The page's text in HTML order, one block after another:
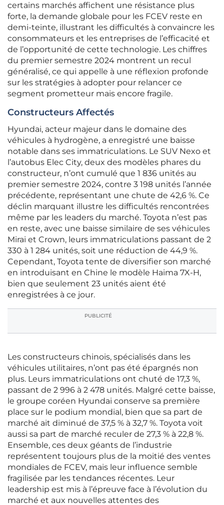
certains marchés affichent une résistance plus
forte, la demande globale pour les FCEV reste en
demi-teinte, illustrant les difficultés à convaincre les
consommateurs et les entreprises de l’efficacité et
de l’opportunité de cette technologie. Les chiffres
du premier semestre 2024 montrent un recul
généralisé, ce qui appelle à une réflexion profonde
sur les stratégies à adopter pour relancer ce
segment prometteur mais encore fragile.
Constructeurs Affectés
Hyundai, acteur majeur dans le domaine des
véhicules à hydrogène, a enregistré une baisse
notable dans ses immatriculations. Le SUV Nexo et
l’autobus Elec City, deux des modèles phares du
constructeur, n’ont cumulé que 1 836 unités au
premier semestre 2024, contre 3 198 unités l’année
précédente, représentant une chute de 42,6 %. Ce
déclin marquant illustre les difficultés rencontrées
même par les leaders du marché. Toyota n’est pas
en reste, avec une baisse similaire de ses véhicules
Mirai et Crown, leurs immatriculations passant de 2
330 à 1 284 unités, soit une réduction de 44,9 %.
Cependant, Toyota tente de diversifier son marché
en introduisant en Chine le modèle Haima 7X-H,
bien que seulement 23 unités aient été
enregistrées à ce jour.
PUBLICITÉ
Les constructeurs chinois, spécialisés dans les
véhicules utilitaires, n’ont pas été épargnés non
plus. Leurs immatriculations ont chuté de 17,3 %,
passant de 2 996 à 2 478 unités. Malgré cette baisse,
le groupe coréen Hyundai conserve sa première
place sur le podium mondial, bien que sa part de
marché ait diminué de 37,5 % à 32,7 %. Toyota voit
aussi sa part de marché reculer de 27,3 % à 22,8 %.
Ensemble, ces deux géants de l’industrie
représentent toujours plus de la moitié des ventes
mondiales de FCEV, mais leur influence semble
fragilisée par les tendances récentes. Leur
leadership est mis à l’épreuve face à l’évolution du
marché et aux nouvelles attentes des